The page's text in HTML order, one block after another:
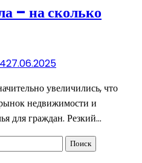
– на сколько
27.06.2025
увеличились, что
недвижимости и
для граждан. Резкий…